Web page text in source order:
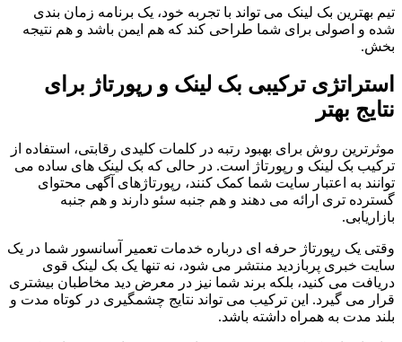
تیم بهترین بک لینک می تواند با تجربه خود، یک برنامه زمان بندی
شده و اصولی برای شما طراحی کند که هم ایمن باشد و هم نتیجه
بخش.
استراتژی ترکیبی بک لینک و رپورتاژ برای
نتایج بهتر
موثرترین روش برای بهبود رتبه در کلمات کلیدی رقابتی، استفاده از
ترکیب بک لینک و رپورتاژ است. در حالی که بک لینک های ساده می
توانند به اعتبار سایت شما کمک کنند، رپورتاژهای آگهی محتوای
گسترده تری ارائه می دهند و هم جنبه سئو دارند و هم جنبه
بازاریابی.
وقتی یک رپورتاژ حرفه ای درباره خدمات تعمیر آسانسور شما در یک
سایت خبری پربازدید منتشر می شود، نه تنها یک بک لینک قوی
دریافت می کنید، بلکه برند شما نیز در معرض دید مخاطبان بیشتری
قرار می گیرد. این ترکیب می تواند نتایج چشمگیری در کوتاه مدت و
بلند مدت به همراه داشته باشد.